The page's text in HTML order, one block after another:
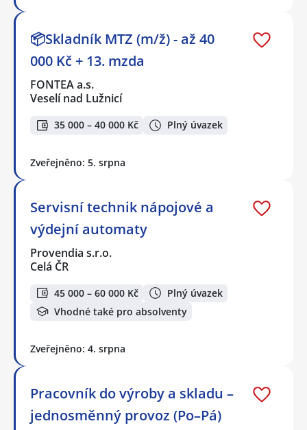
📦Skladník MTZ (m/ž) - až 40
000 Kč + 13. mzda
FONTEA a.s.
Veselí nad Lužnicí
35 000 – 40 000 Kč Plný úvazek
Zveřejněno: 5. srpna
Servisní technik nápojové a
výdejní automaty
Provendia s.r.o.
Celá ČR
45 000 – 60 000 Kč
Plný úvazek
Vhodné také pro absolventy
Zveřejněno: 4. srpna
Pracovník do výroby a skladu –
jednosměnný provoz (Po–Pá)